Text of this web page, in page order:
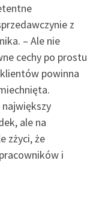
z
– Ale nie
cechy po prostu
powinna
ale na
zżyci, że
i